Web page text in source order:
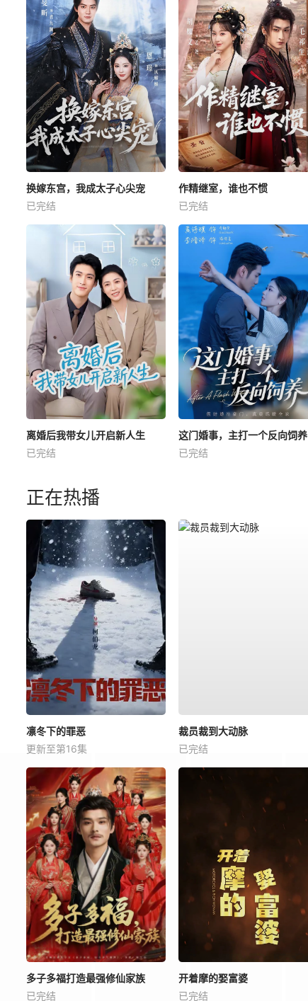
换嫁东宫，我成太子心尖宠
已完结
作精继室，谁也不惯
已完结
离婚后我带女儿开启新人生
已完结
这门婚事，主打一个反向饲养
已完结
正在热播
凛冬下的罪恶
更新至第16集
裁员裁到大动脉
已完结
多子多福打造最强修仙家族
已完结
开着摩的娶富婆
已完结